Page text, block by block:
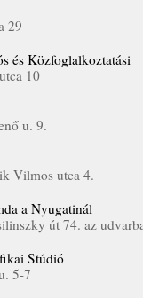
29
és Közfoglalkoztatási
10
u. 9.
Vilmos utca 4.
a Nyugatinál
út 74. az
Stúdió
5-7